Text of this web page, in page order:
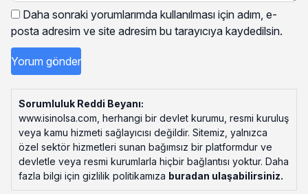
Daha sonraki yorumlarımda kullanılması için adım, e-
posta adresim ve site adresim bu tarayıcıya kaydedilsin.
Sorumluluk Reddi Beyanı:
www.isinolsa.com, herhangi bir devlet kurumu, resmi kuruluş
veya kamu hizmeti sağlayıcısı değildir. Sitemiz, yalnızca
özel sektör hizmetleri sunan bağımsız bir platformdur ve
devletle veya resmi kurumlarla hiçbir bağlantısı yoktur. Daha
fazla bilgi için gizlilik politikamıza buradan ulaşabilirsiniz.